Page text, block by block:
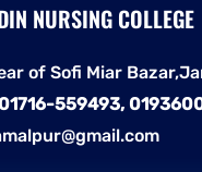
NURSING COLLEGE
of Sofi Miar
559493,